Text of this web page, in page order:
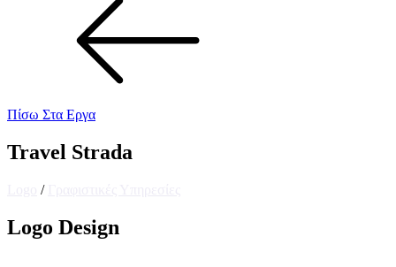
Πίσω Στα Εργα
Travel Strada
/
Logo Design